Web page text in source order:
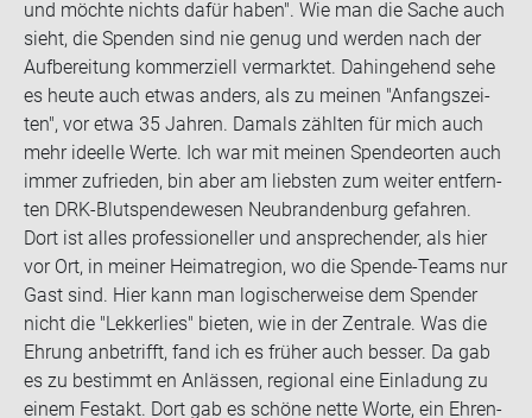
und möch­te nichts dafür haben". Wie man die Sache auch
sieht, die Spen­den sind nie genug und wer­den nach der
Auf­be­rei­tung kom­mer­zi­ell ver­mark­tet. Da­hin­ge­hend sehe
es heute auch etwas an­ders, als zu mei­nen "An­fangs­zei­
ten", vor etwa 35 Jah­ren. Da­mals zähl­ten für mich auch
mehr ideel­le Werte. Ich war mit mei­nen Spen­de­or­ten auch
immer zu­frie­den, bin aber am liebs­ten zum wei­ter ent­fern­
ten DRK-​Blutspendewesen Neu­bran­den­burg ge­fah­ren.
Dort ist alles pro­fes­sio­nel­ler und an­spre­chen­der, als hier
vor Ort, in mei­ner Hei­mat­re­gi­on, wo die Spende-​Teams nur
Gast sind. Hier kann man lo­gi­scher­wei­se dem Spen­der
nicht die "Lek­ker­lies" bie­ten, wie in der Zen­tra­le. Was die
Eh­rung an­be­trifft, fand ich es frü­her auch bes­ser. Da gab
es zu be­stimmt en An­läs­sen, re­gio­nal eine Ein­la­dung zu
einem Fest­akt. Dort gab es schö­ne nette Worte, ein Eh­ren­